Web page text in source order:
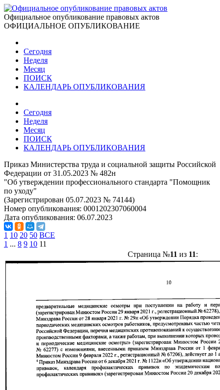
Официальное опубликование правовых актов
ОФИЦИАЛЬНОЕ ОПУБЛИКОВАНИЕ
Сегодня
Неделя
Месяц
ПОИСК
КАЛЕНДАРЬ ОПУБЛИКОВАНИЯ
Сегодня
Неделя
Месяц
ПОИСК
КАЛЕНДАРЬ ОПУБЛИКОВАНИЯ
Приказ Министерства труда и социальной защиты Российской
Федерации от 31.05.2023 № 482н
"Об утверждении профессионального стандарта "Помощник
по уходу"
(Зарегистрирован 05.07.2023 № 74144)
Номер опубликования: 0001202307060004
Дата опубликования: 06.07.2023
1 10 20 50 ВСЕ
1 ... 8 9 10 11
Страница №11 из 11: